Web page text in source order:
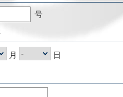
号
月
日